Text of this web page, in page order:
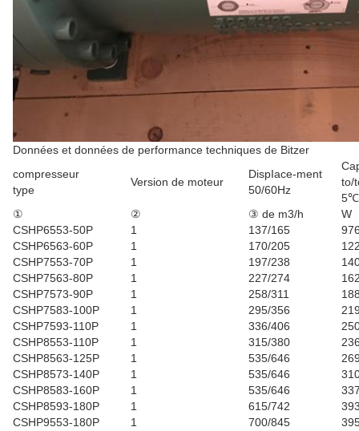
Données et données de performance techniques de Bitzer
compresseur
type
Version de moteur
DispIace-ment
50/60Hz
to/
①
② ③ de m3/h
W
CSHP6553-50P
1 137/165
CSHP6563-60P
1 170/205
CSHP7553-70P
1 197/238
CSHP7563-80P
1 227/274
CSHP7573-90P
1 258/311
CSHP7583-100P
1 295/356
CSHP7593-110P
1 336/406
CSHP8553-110P
1 315/380
CSHP8563-125P
1 535/646
CSHP8573-140P
1 535/646
CSHP8583-160P
1 535/646
CSHP8593-180P
1 615/742
CSHP9553-180P
1 700/845